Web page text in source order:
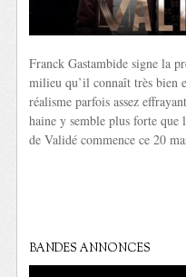
Franck Gastambide signe la
milieu qu’il connaît très bien
réalisme parfois assez
haine y semble plus forte que
de Validé commence ce 20
BANDES ANNONCES